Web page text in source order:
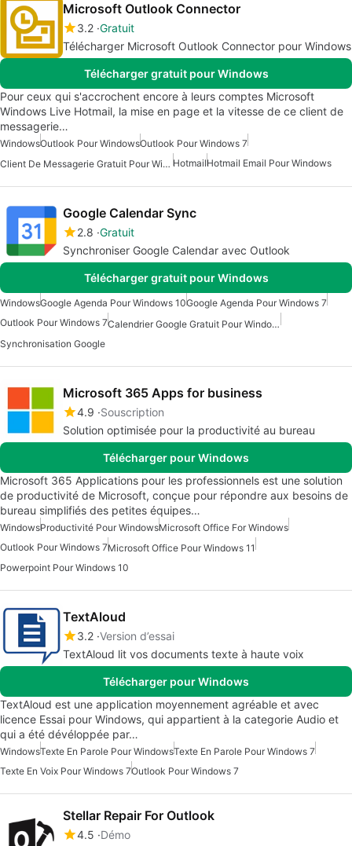
Microsoft Outlook Connector
3.2 Gratuit
Télécharger Microsoft Outlook Connector pour Windows
Télécharger gratuit pour Windows
Pour ceux qui s'accrochent encore à leurs comptes Microsoft
Windows Live Hotmail, la mise en page et la vitesse de ce client de
messagerie…
WindowsOutlook Pour WindowsOutlook Pour Windows 7
Client De Messagerie Gratuit Pour Windows HotmailHotmail Email Pour Windows
Google Calendar Sync
2.8 Gratuit
Synchroniser Google Calendar avec Outlook
Télécharger gratuit pour Windows
WindowsGoogle Agenda Pour Windows 10Google Agenda Pour Windows 7
Outlook Pour Windows 7
Calendrier Google Gratuit Pour Windows
Synchronisation Google
Microsoft 365 Apps for business
4.9 Souscription
Solution optimisée pour la productivité au bureau
Télécharger pour Windows
Microsoft 365 Applications pour les professionnels est une solution
de productivité de Microsoft, conçue pour répondre aux besoins de
bureau simplifiés des petites équipes…
WindowsProductivité Pour WindowsMicrosoft Office For Windows
Outlook Pour Windows 7Microsoft Office Pour Windows 11
Powerpoint Pour Windows 10
TextAloud
3.2 Version d’essai
TextAloud lit vos documents texte à haute voix
Télécharger pour Windows
TextAloud est une application moyennement agréable et avec
licence Essai pour Windows, qui appartient à la categorie Audio et
qui a été dévéloppée par…
WindowsTexte En Parole Pour WindowsTexte En Parole Pour Windows 7
Texte En Voix Pour Windows 7Outlook Pour Windows 7
Stellar Repair For Outlook
4.5 Démo